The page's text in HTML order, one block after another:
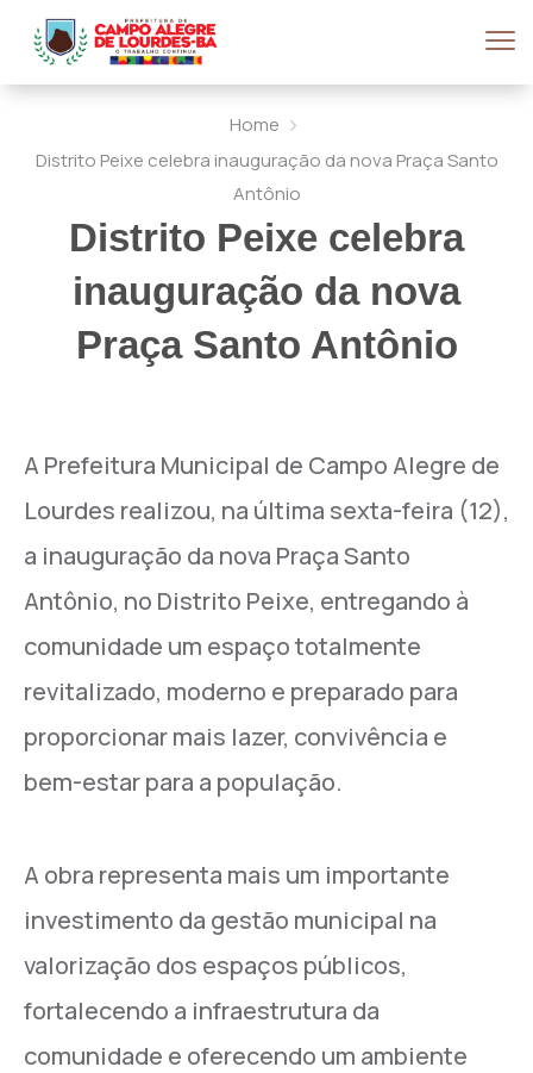
Home
Distrito Peixe celebra inauguração da nova Praça Santo
Antônio
Distrito Peixe celebra
inauguração da nova
Praça Santo Antônio
A Prefeitura Municipal de Campo Alegre de
Lourdes realizou, na última sexta-feira (12),
a inauguração da nova Praça Santo
Antônio, no Distrito Peixe, entregando à
comunidade um espaço totalmente
revitalizado, moderno e preparado para
proporcionar mais lazer, convivência e
bem-estar para a população.
A obra representa mais um importante
investimento da gestão municipal na
valorização dos espaços públicos,
fortalecendo a infraestrutura da
comunidade e oferecendo um ambiente